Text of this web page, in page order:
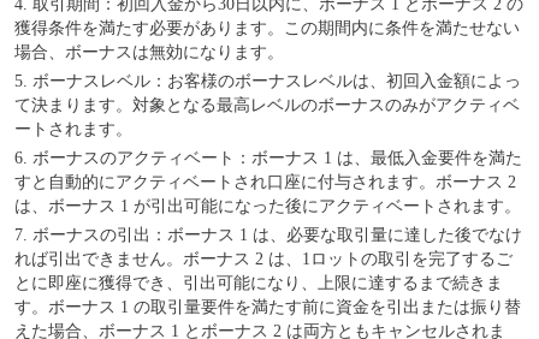
4. 取引期間：初回入金から30日以内に、ボーナス 1 とボーナス 2 の
獲得条件を満たす必要があります。この期間内に条件を満たせない
場合、ボーナスは無効になります。
5. ボーナスレベル：お客様のボーナスレベルは、初回入金額によっ
て決まります。対象となる最高レベルのボーナスのみがアクティベ
ートされます。
6. ボーナスのアクティベート：ボーナス 1 は、最低入金要件を満た
すと自動的にアクティベートされ口座に付与されます。ボーナス 2
は、ボーナス 1 が引出可能になった後にアクティベートされます。
7. ボーナスの引出：ボーナス 1 は、必要な取引量に達した後でなけ
れば引出できません。ボーナス 2 は、1ロットの取引を完了するご
とに即座に獲得でき、引出可能になり、上限に達するまで続きま
す。ボーナス 1 の取引量要件を満たす前に資金を引出または振り替
えた場合、ボーナス 1 とボーナス 2 は両方ともキャンセルされま